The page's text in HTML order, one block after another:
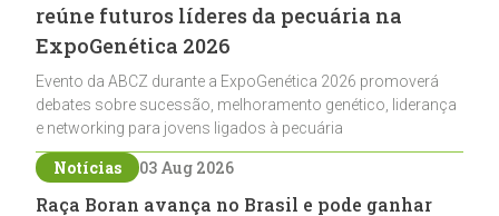
reúne futuros líderes da pecuária na
ExpoGenética 2026
Evento da ABCZ durante a ExpoGenética 2026 promoverá
debates sobre sucessão, melhoramento genético, liderança
e networking para jovens ligados à pecuária
Notícias 03 Aug 2026
Raça Boran avança no Brasil e pode ganhar